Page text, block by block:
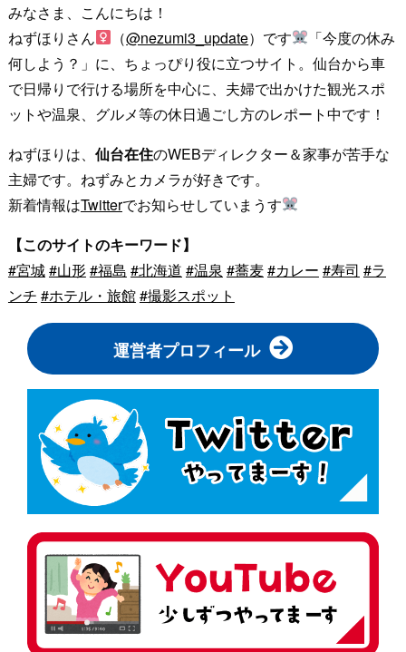
みなさま、こんにちは！
ねずほりさん
（@nezumi3_update）です
「今度の休み
何しよう？」に、ちょっぴり役に立つサイト。仙台から車
で日帰りで行ける場所を中心に、夫婦で出かけた観光スポ
ットや温泉、グルメ等の休日過ごし方のレポート中です！
ねずほりは、 仙台在住のWEBディレクター＆家事が苦手な
主婦です。ねずみとカメラが好きです。
新着情報はTwitterでお知らせしていまうす
【このサイトのキーワード】
#宮城#山形#福島 #北海道 #温泉 #蕎麦#カレー #寿司 #ラ
ンチ #ホテル・旅館#撮影スポット
運営者プロフィール